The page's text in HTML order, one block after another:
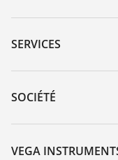
Téléchargements
Recherche par numéro
DTM Collection/
SERVICES
Retour d'appareil
Formations
Liste de compatibilité
SOCIÉTÉ
À propos de VEGA
Contact
VEGA